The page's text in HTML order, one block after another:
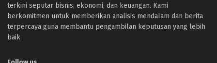
terkini seputar bisnis, ekonomi, dan keuangan. Kami
berkomitmen untuk memberikan analisis mendalam dan berita
terpercaya guna membantu pengambilan keputusan yang lebih
baik.